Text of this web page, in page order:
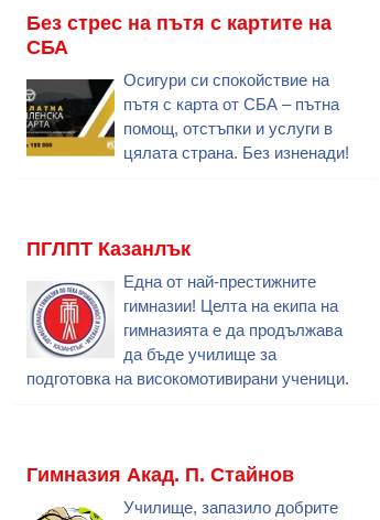
Без стрес на пътя с картите на
СБА
Осигури си спокойствие на
пътя с карта от СБА – пътна
помощ, отстъпки и услуги в
цялата страна. Без изненади!
ПГЛПТ Казанлък
Една от най-престижните
гимназии! Целта на екипа на
гимназията е да продължава
да бъде училище за
подготовка на високомотивирани ученици.
Гимназия Акад. П. Стайнов
Училище, запазило добрите